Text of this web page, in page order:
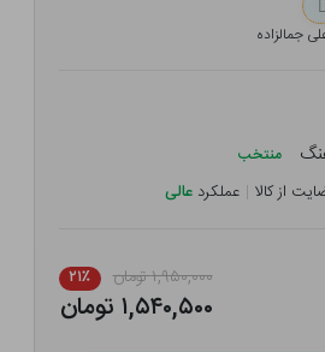
جمالزاده
منتخب
از کالا | عملکرد عالی
۱,۹۵۰,۰۰۰ تومان ۲۱٪
۱,۵۴۰,۵۰۰ تومان